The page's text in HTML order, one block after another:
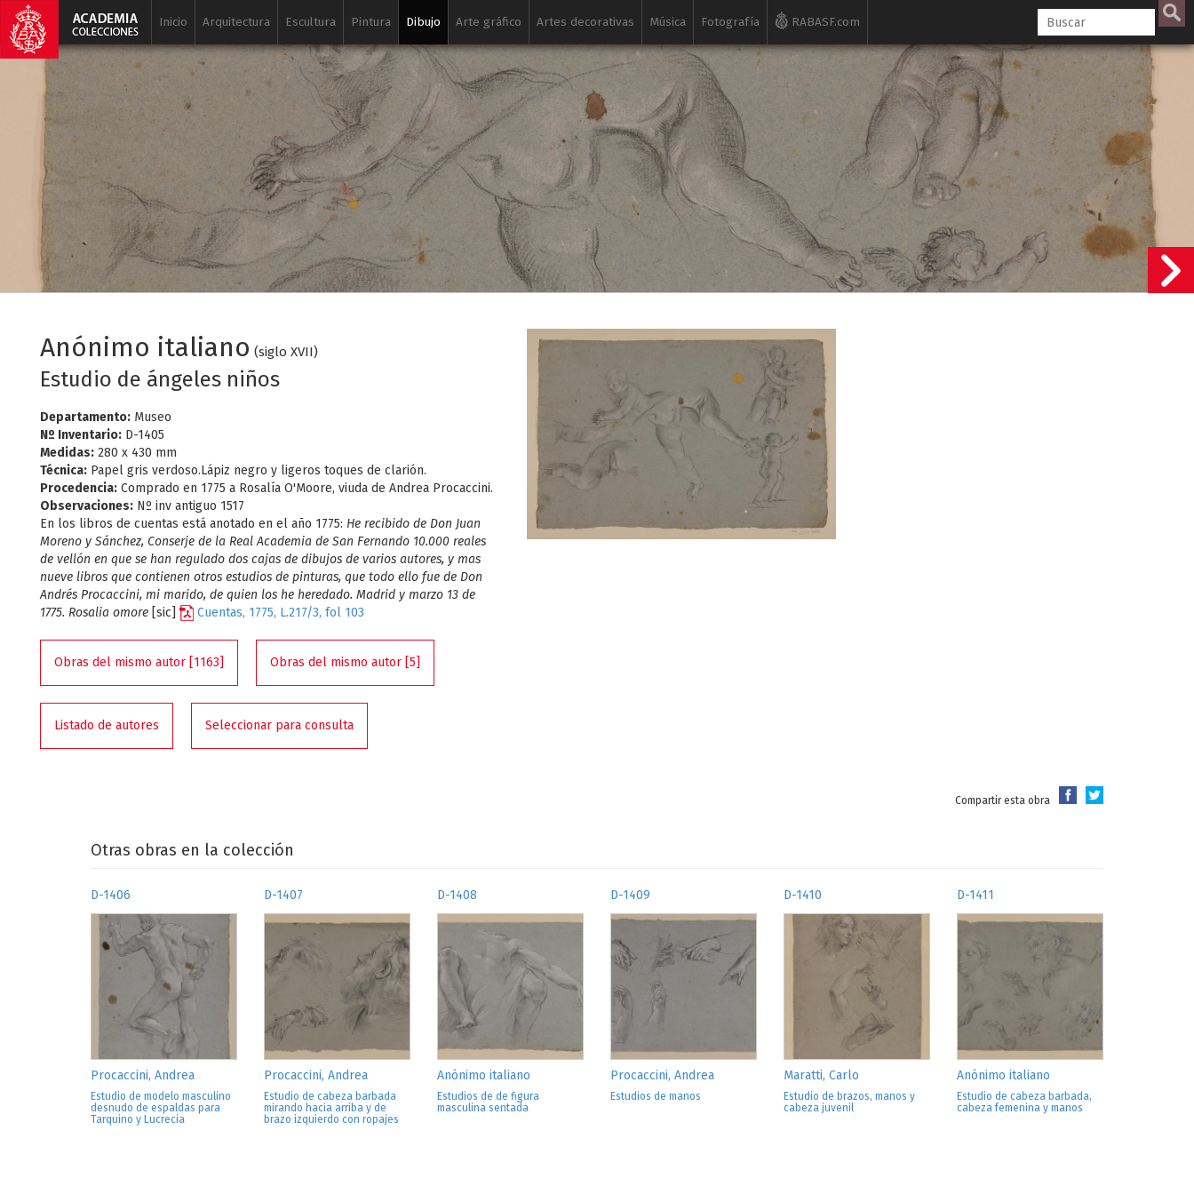
Inicio Arquitectura Escultura Pintura Dibujo Arte gráfico Artes decorativas Música Fotografía RABASF.com
Anónimo italiano (siglo XVII)
Estudio de ángeles niños
Departamento: Museo
Nº Inventario: D-1405
Medidas: 280 x 430 mm
Técnica: Papel gris verdoso.Lápiz negro y ligeros toques de clarión.
Procedencia: Comprado en 1775 a Rosalía O'Moore, viuda de Andrea Procaccini.
Observaciones: Nº inv antiguo 1517
En los libros de cuentas está anotado en el año 1775: He recibido de Don Juan
Moreno y Sánchez, Conserje de la Real Academia de San Fernando 10.000 reales
de vellón en que se han regulado dos cajas de dibujos de varios autores, y mas
nueve libros que contienen otros estudios de pinturas, que todo ello fue de Don
Andrés Procaccini, mi marido, de quien los he heredado. Madrid y marzo 13 de
1775. Rosalia omore [sic] Cuentas, 1775, L.217/3, fol 103
Obras del mismo autor [1163] Obras del mismo autor [5]
Listado de autores Seleccionar para consulta
Compartir esta obra
Otras obras en la colección
D-1406
Procaccini, Andrea
Estudio de modelo masculino
desnudo de espaldas para
Tarquino y Lucrecia
D-1407
Procaccini, Andrea
Estudio de cabeza barbada
mirando hacia arriba y de
brazo izquierdo con ropajes
D-1408
Anónimo italiano
Estudios de de figura
masculina sentada
D-1409
Procaccini, Andrea
Estudios de manos
D-1410
Maratti, Carlo
Estudio de brazos, manos y
cabeza juvenil
D-1411
Anónimo italiano
Estudio de cabeza barbada,
cabeza femenina y manos